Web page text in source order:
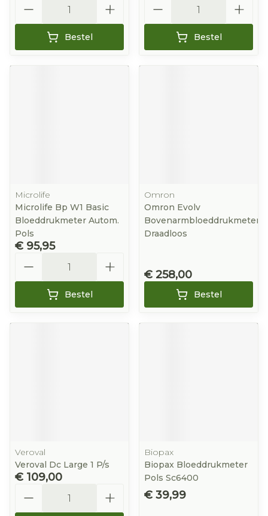
Bestel Bestel
Microlife
Microlife Bp W1 Basic
Bloeddrukmeter Autom.
Pols
€ 95,95
Bestel
Omron
Omron Evolv
Bovenarmbloeddrukmeter
Draadloos
€ 258,00
Bestel
Veroval
Veroval Dc Large 1 P/s
€ 109,00
Biopax
Biopax Bloeddrukmeter
Pols Sc6400
€ 39,99